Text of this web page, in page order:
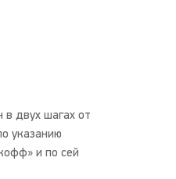
двух шагах от
указанию
и по сей